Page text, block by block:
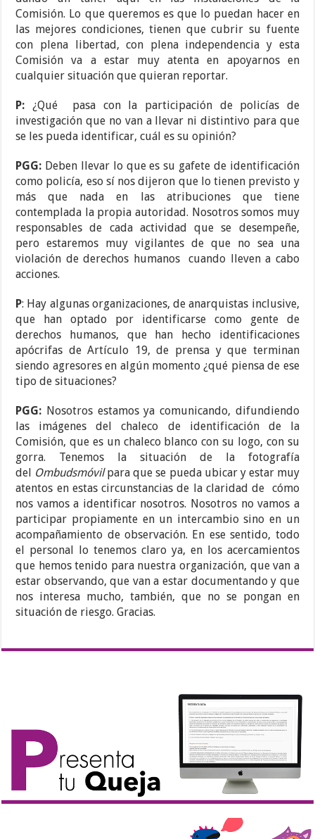
Comisión. Lo que queremos es que lo puedan hacer en
las mejores condiciones, tienen que cubrir su fuente
con plena libertad, con plena independencia y esta
Comisión va a estar muy atenta en apoyarnos en
cualquier situación que quieran reportar.
P: ¿Qué pasa con la participación de policías de
investigación que no van a llevar ni distintivo para que
se les pueda identificar, cuál es su opinión?
PGG: Deben llevar lo que es su gafete de identificación
como policía, eso sí nos dijeron que lo tienen previsto y
más que nada en las atribuciones que tiene
contemplada la propia autoridad. Nosotros somos muy
responsables de cada actividad que se desempeñe,
pero estaremos muy vigilantes de que no sea una
violación de derechos humanos cuando lleven a cabo
acciones.
P: Hay algunas organizaciones, de anarquistas inclusive,
que han optado por identificarse como gente de
derechos humanos, que han hecho identificaciones
apócrifas de Artículo 19, de prensa y que terminan
siendo agresores en algún momento ¿qué piensa de ese
tipo de situaciones?
PGG: Nosotros estamos ya comunicando, difundiendo
las imágenes del chaleco de identificación de la
Comisión, que es un chaleco blanco con su logo, con su
gorra. Tenemos la situación de la fotografía
del Ombudsmóvilpara que se pueda ubicar y estar muy
atentos en estas circunstancias de la claridad de cómo
nos vamos a identificar nosotros. Nosotros no vamos a
participar propiamente en un intercambio sino en un
acompañamiento de observación. En ese sentido, todo
el personal lo tenemos claro ya, en los acercamientos
que hemos tenido para nuestra organización, que van a
estar observando, que van a estar documentando y que
nos interesa mucho, también, que no se pongan en
situación de riesgo. Gracias.